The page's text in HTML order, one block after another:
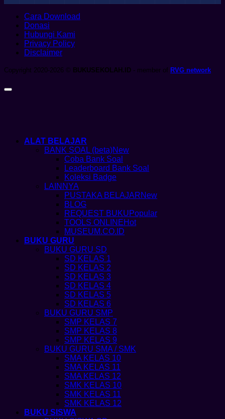
Cara Download
Donasi
Hubungi Kami
Privacy Policy
Disclaimer
Copyright 2020-2026 © BUKUSEKOLAH.ID - member of RVG network
ALAT BELAJAR
BANK SOAL (beta)
Coba Bank Soal
Leaderboard Bank Soal
Koleksi Badge
LAINNYA
PUSTAKA BELAJAR
BLOG
REQUEST BUKU
TOOLS ONLINE
MUSEUM.CO.ID
BUKU GURU
BUKU GURU SD
SD KELAS 1
SD KELAS 2
SD KELAS 3
SD KELAS 4
SD KELAS 5
SD KELAS 6
BUKU GURU SMP
SMP KELAS 7
SMP KELAS 8
SMP KELAS 9
BUKU GURU SMA / SMK
SMA KELAS 10
SMA KELAS 11
SMA KELAS 12
SMK KELAS 10
SMK KELAS 11
SMK KELAS 12
BUKU SISWA